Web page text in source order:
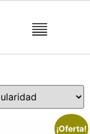
¡Oferta!